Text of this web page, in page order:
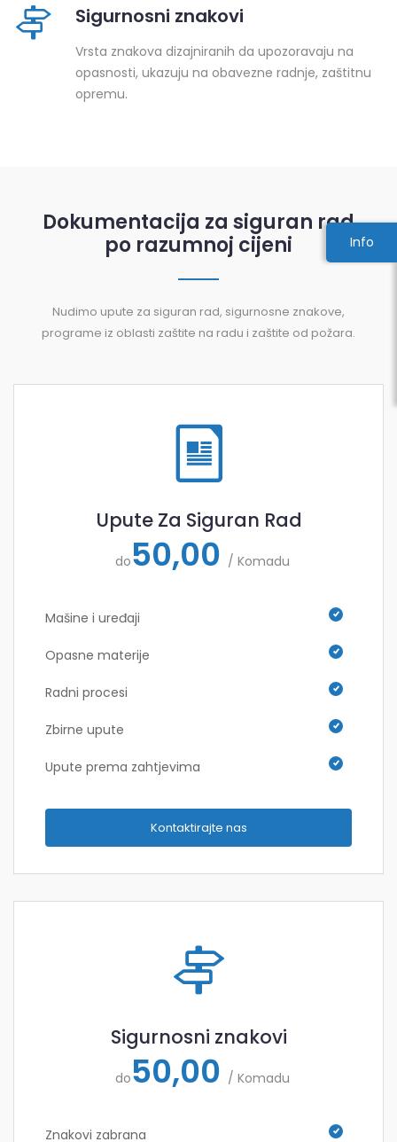
Info
Sigurnosni znakovi
Vrsta znakova dizajniranih da upozoravaju na
opasnosti, ukazuju na obavezne radnje, zaštitnu
opremu.
Dokumentacija za siguran rad
po razumnoj cijeni
Nudimo upute za siguran rad, sigurnosne znakove,
programe iz oblasti zaštite na radu i zaštite od požara.
Upute Za Siguran Rad
do50,00 / Komadu
Mašine i uređaji
Opasne materije
Radni procesi
Zbirne upute
Upute prema zahtjevima
Kontaktirajte nas
Sigurnosni znakovi
do50,00 / Komadu
Znakovi zabrana